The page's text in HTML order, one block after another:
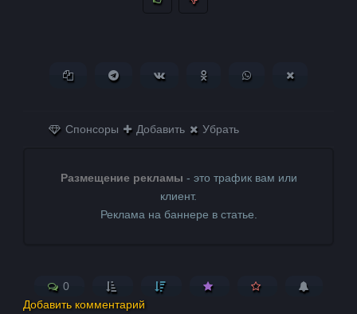
Копировать ссылкуПоделиться в Telegram
Поделиться ВКонтактеПоделиться в
Поделиться в
Спонсоры Добавить Убрать
Размещение рекламы - это трафик вам или
клиент.
Реклама на баннере в статье.
0
Добавить комментарий